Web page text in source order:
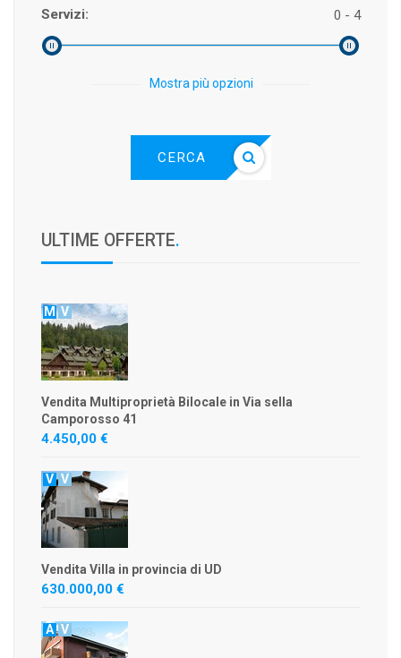
Servizi: 0 - 4
Mostra più opzioni
CERCA
ULTIME OFFERTE.
M V
Vendita Multiproprietà Bilocale in Via sella
Camporosso 41
4.450,00 €
V V
Vendita Villa in provincia di UD
630.000,00 €
A V